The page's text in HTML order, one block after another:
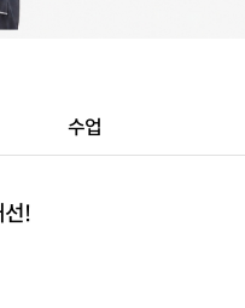
수업
선!